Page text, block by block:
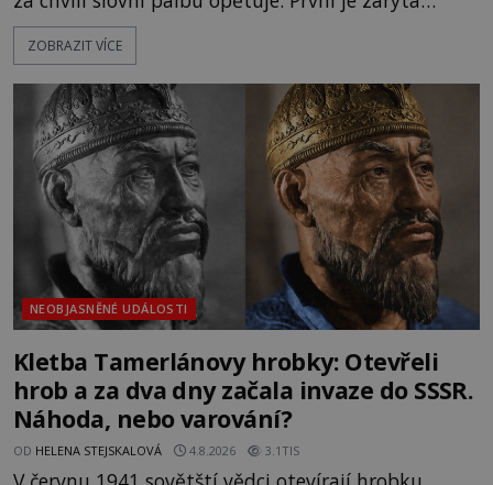
katolička, druhá přesvědčená kališnice. A každá z
nich se usídlí na jedné z věží slavného hradu
mezi vůdce protihusitského boje. Za manželku má
skutečně jistou
ZOBRAZIT VÍCE
NEOBJASNĚNÉ UDÁLOSTI
Kletba Tamerlánovy hrobky: Otevřeli
hrob a za dva dny začala invaze do SSSR.
Náhoda, nebo varování?
OD HELENA STEJSKALOVÁ 4.8.2026 3.1TIS